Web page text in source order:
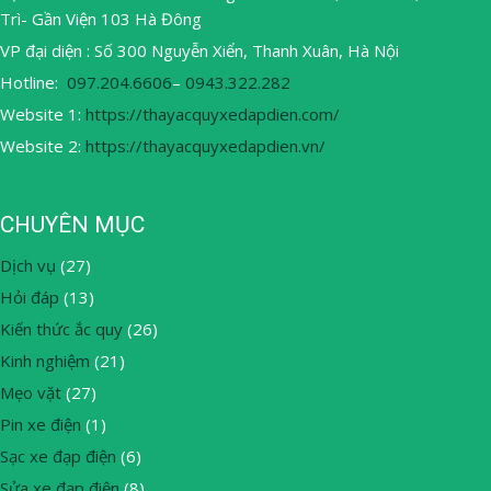
Trì- Gần Viện 103 Hà Đông
VP đại diện : Số 300 Nguyễn Xiển, Thanh Xuân, Hà Nội
Hotline: 097.204.6606– 0943.322.282
Website 1: https://thayacquyxedapdien.com/
Website 2: https://thayacquyxedapdien.vn/
CHUYÊN MỤC
Dịch vụ (27)
Hỏi đáp (13)
Kiến thức ắc quy (26)
Kinh nghiệm (21)
Mẹo vặt (27)
Pin xe điện (1)
Sạc xe đạp điện (6)